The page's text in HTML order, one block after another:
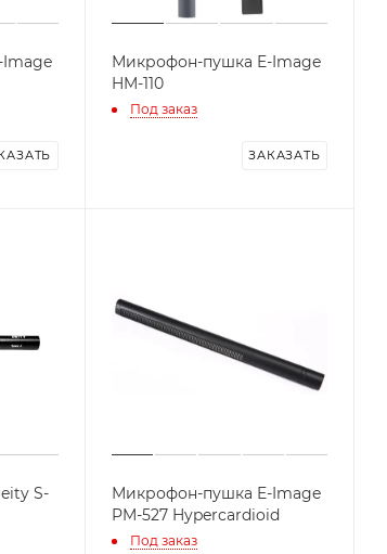
Микрофон-пушка E-Image
HM-110
Под заказ
ЗАКАЗАТЬ
S-
Микрофон-пушка E-Image
PM-527 Hypercardioid
Под заказ